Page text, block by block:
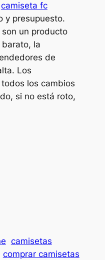
camiseta fc
y presupuesto.
un producto
la
de
Los
los cambios
si no está roto,
camisetas
comprar camisetas